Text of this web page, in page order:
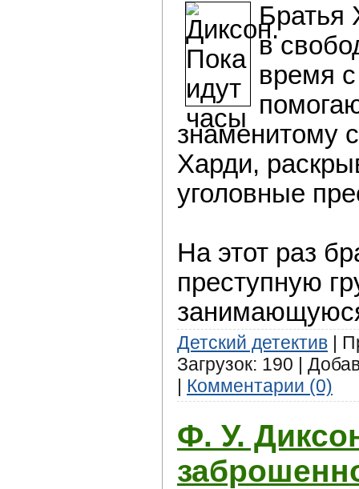
Братья
в
время
знаменитому
Харди,
уголовные
На этот раз
преступную
Детский детектив |
Загрузок: 190 |
| Комментарии (0)
Ф. У.